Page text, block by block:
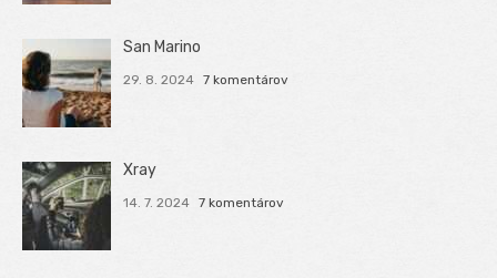
San Marino
29. 8. 2024 7 komentárov
Xray
14. 7. 2024 7 komentárov